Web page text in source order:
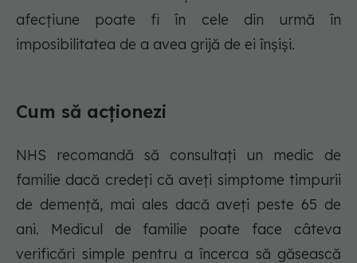
afecțiune poate fi în cele din urmă în
imposibilitatea de a avea grijă de ei înșiși.
Cum să acționezi
NHS recomandă să consultați un medic de
familie dacă credeți că aveți simptome timpurii
de demență, mai ales dacă aveți peste 65 de
ani. Medicul de familie poate face câteva
verificări simple pentru a încerca să găsească